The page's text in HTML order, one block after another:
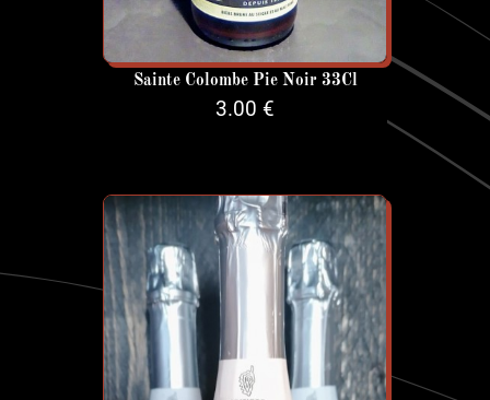
Sainte Colombe Pie Noir 33Cl
3.00 €